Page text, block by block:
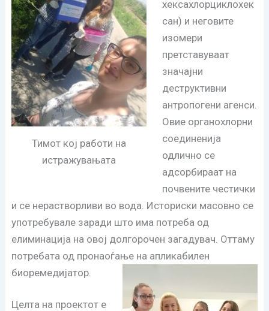
Тимот кој работи на
истражувањата
хексахлорциклохек
сан) и неговите
изомери
претставуваат
значајни
деструктивни
антропогени агенси.
Овие органохлорни
соединенија
одлично се
адсорбираат на
почвените честички
и се нерастворливи во вода. Историски масовно се
употребувале заради што има потреба од
елиминација на овој долгорочен загадувач. Оттаму
потребата од пронаоѓање на апликабилен
биоремедијатор.
Целта на проектот е